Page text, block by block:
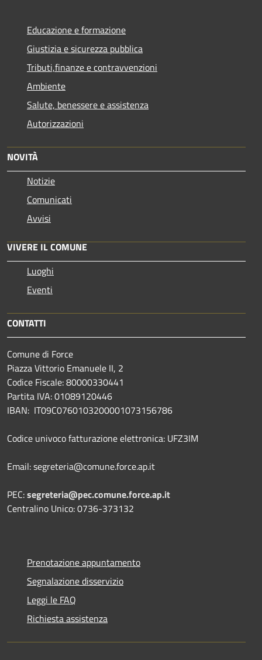
Educazione e formazione
Giustizia e sicurezza pubblica
Tributi,finanze e contravvenzioni
Ambiente
Salute, benessere e assistenza
Autorizzazioni
NOVITÀ
Notizie
Comunicati
Avvisi
VIVERE IL COMUNE
Luoghi
Eventi
CONTATTI
Comune di Force
Piazza Vittorio Emanuele II, 2
Codice Fiscale: 80000330441
Partita IVA: 01089120446
IBAN: IT09C0760103200001073156786
Codice univoco fatturazione elettronica: UFZ3IM
Email: segreteria@comune.force.ap.it
PEC:segreteria@pec.comune.force.ap.it
Centralino Unico: 0736-373132
Prenotazione appuntamento
Segnalazione disservizio
Leggi le FAQ
Richiesta assistenza